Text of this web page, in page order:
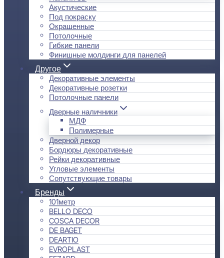
Акустические
Под покраску
Окрашенные
Потолочные
Гибкие панели
Финишные молдинги для панелей
Другое
Декоративные элементы
Декоративные розетки
Потолочные панели
Дверные наличники
МДФ
Полимерные
Дверной декор
Бордюры декоративные
Рейки декоративные
Угловые элементы
Сопутствующие товары
Бренды
101метр
BELLO DECO
COSCA DECOR
DE BAGET
DEARTIO
EVROPLAST